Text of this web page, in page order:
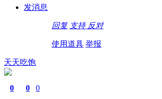
发消息
回复 支持 反对
使用道具 举报
天天吃饱
0 0 0